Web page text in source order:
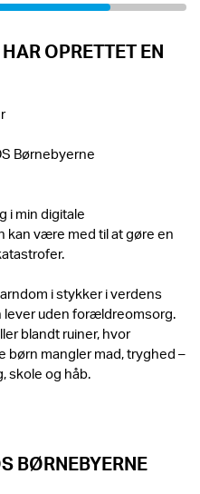
HAR OPRETTET EN
Børnebyerne
i min digitale
kan være med til at gøre en
i stykker i verdens
lever uden forældreomsorg.
blandt ruiner, hvor
mangler mad, tryghed –
skole og håb.
BØRNEBYERNE